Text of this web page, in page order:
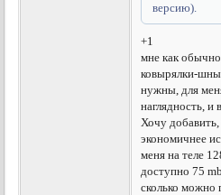
версию).
+1
мне как
ковырялки-
нужны, для
наглядность, и
Хочу
экономичнее
меня на теле
доступно 75
сколько можно